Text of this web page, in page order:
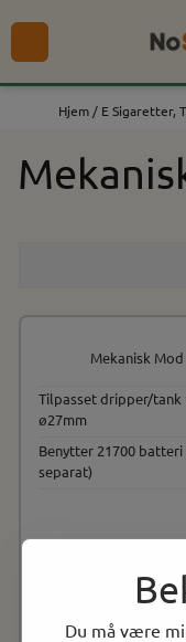
Du må være
Hopp til innhold
Hjem / E Sigaretter,
Mekanisk Mod
Tilpasset dripper/tank
ø27mm
Benytter 21700 batteri
separat)